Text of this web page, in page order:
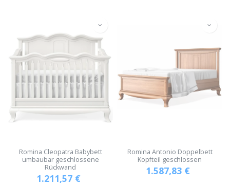
Romina Cleopatra Babybett
umbaubar geschlossene
Rückwand
1.211,57€
Romina Antonio Doppelbett
Kopfteil geschlossen
1.587,83€